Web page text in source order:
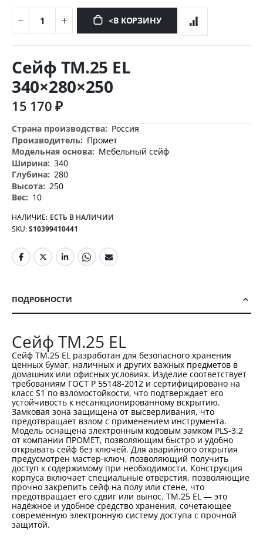
<В КОРЗИНУ
началу
изображений
Сейф TM.25 EL
340×280×250
15 170 ₽
Дополнительная
информация
Россия
Промет
Мебельный сейф
340
280
250
10
НАЛИЧИЕ: ЕСТЬ В НАЛИЧИИ
SKU S10399410441
ПОДРОБНОСТИ
Сейф TM.25 EL
Сейф TM.25 EL разработан для безопасного хранения
ценных бумаг, наличных и других важных предметов в
домашних или офисных условиях. Изделие соответствует
требованиям ГОСТ Р 55148-2012 и сертифицировано на
класс S1 по взломостойкости, что подтверждает его
устойчивость к несанкционированному вскрытию.
Замковая зона защищена от высверливания, что
предотвращает взлом с применением инструмента.
Модель оснащена электронным кодовым замком PLS-3.2
от компании ПРОМЕТ, позволяющим быстро и удобно
открывать сейф без ключей. Для аварийного открытия
предусмотрен мастер-ключ, позволяющий получить
доступ к содержимому при необходимости. Конструкция
корпуса включает специальные отверстия, позволяющие
прочно закрепить сейф на полу или стене, что
предотвращает его сдвиг или вынос. TM.25 EL — это
надёжное и удобное средство хранения, сочетающее
современную электронную систему доступа с прочной
защитой.